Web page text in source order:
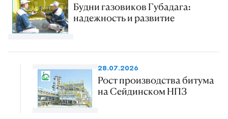
Будни газовиков Губадага:
надежность и развитие
28.07.2026
Рост производства битума
на Сейдинском НПЗ